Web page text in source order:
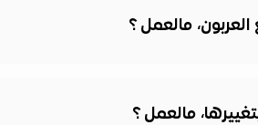
مالعمل ؟
مالعمل ؟